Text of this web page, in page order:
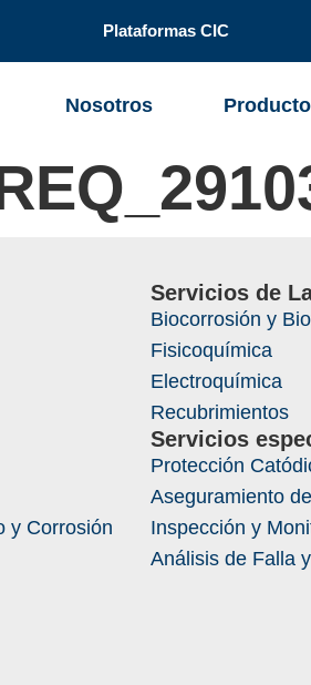
Plataformas CIC
Nosotros
y Corrosión
Servicios de
Biocorrosión y
Fisicoquímica
Electroquímica
Recubrimientos
Servicios
Protección
Aseguramiento
Inspección y
Análisis de Falla